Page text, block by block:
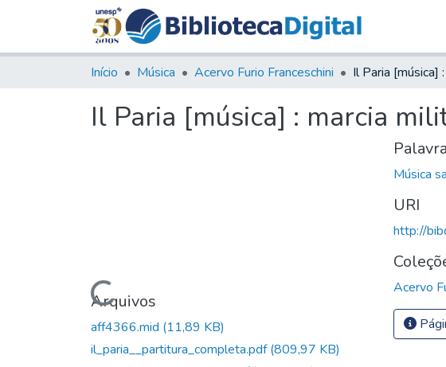
Início Música Acervo Furio Franceschini
Il Paria [música] : marcia
Carregando...
Arquivos
aff4366.mid (11,89 KB)
il_paria__partitura_completa.pdf(809,97 KB)
Música
URI
http://
Acervo